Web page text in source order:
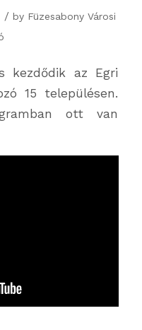
/ by Füzesabony Városi
kezdődik az Egri
15 településen.
ott van